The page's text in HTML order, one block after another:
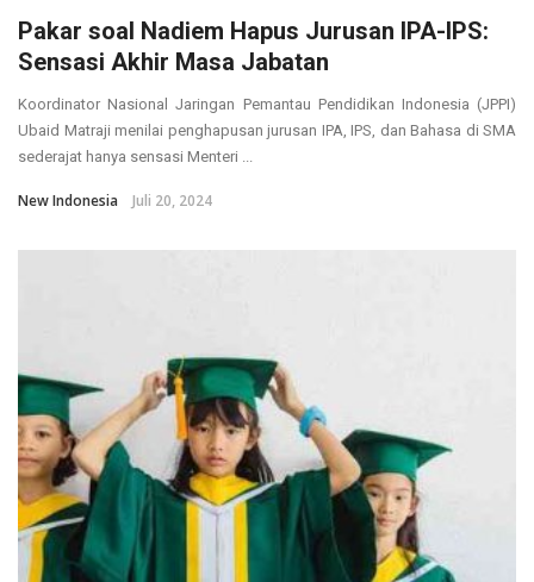
Pakar soal Nadiem Hapus Jurusan IPA-IPS:
Sensasi Akhir Masa Jabatan
Koordinator Nasional Jaringan Pemantau Pendidikan Indonesia (JPPI)
Ubaid Matraji menilai penghapusan jurusan IPA, IPS, dan Bahasa di SMA
sederajat hanya sensasi Menteri ...
New Indonesia Juli 20, 2024